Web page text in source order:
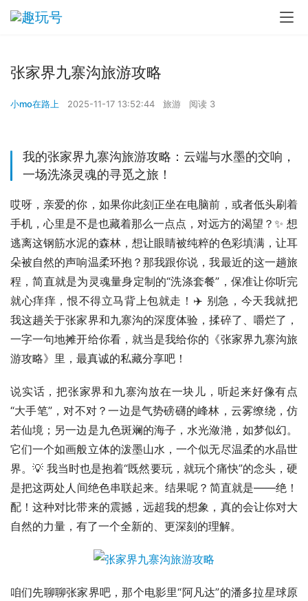
张家界九寨沟旅游攻略
小mo在路上 2025-11-17 13:52:44 旅游 阅读 3
我的张家界九寨沟旅游攻略：云端与水墨的交响，
一场洗涤灵魂的寻觅之旅！
哎呀，亲爱的你，如果你此刻正坐在电脑前，或者低头刷着
手机，心里是不是也藏着那么一点点，对远方的渴望？✨ 想
逃离这钢筋水泥的森林，想让眼睛被纯粹的色彩填满，让耳
朵被自然的声响温柔环抱？那我跟你说，我最近的这一趟旅
程，简直就是为灵魂量身定制的“洗涤套餐”，保准让你听完
就心痒痒，恨不得立马背上包就走！✈️ 别急，今天我就把
我这趟关于张家界和九寨沟的深度体验，揉碎了、嚼烂了，
一字一句地摊开给你看，就当是我给你的《张家界九寨沟旅
游攻略》里，最真诚的私藏分享吧！
说实话，把张家界和九寨沟放在一块儿，听起来好像有点
“大手笔”，对不对？一边是气势磅礴的峰林，云雾缭绕，仿
若仙境；另一边是九色斑斓的海子，水光潋滟，如梦似幻。
它们一个如画般立体的泼墨山水，一个似无尽温柔的水晶世
界。💡 我当时也是抱着“既然要玩，就玩个痛快”的念头，硬
是把这两处人间绝色串联起来。结果呢？简直就是——绝！
配！这种对比带来的震撼，远超我的想象，真的会让你对大
自然的力量，有了一个全新的、更深刻的理解。
咱们先聊聊张家界吧，那个电影里“阿凡达”的潘多拉星球原